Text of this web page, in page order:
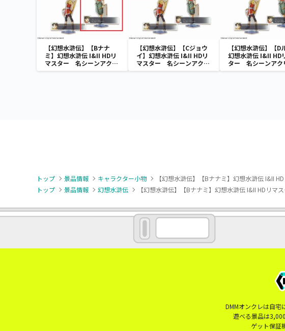
【幻想水滸伝】【Bナナ
ミ】幻想水滸伝 I&II HDリ
マスター 名シーンアクリ
ルスタンドVol.2
【幻想水滸伝】【Cジョウ
イ】幻想水滸伝 I&II HDリ
マスター 名シーンアクリ
ルスタンドVol.2
【幻想水滸伝】【D
幻想水滸伝 I&II HD
ター 名シーンアク
タンドVol.2
トップ 景品情報 キャラクター小物
【幻想水滸伝】【Bナナミ】幻想水滸伝 I&II
トップ
景品情報 幻想水滸伝 【幻想水滸伝】【Bナナミ】幻想水滸伝 I&II HDリ
DMMオンクレは自宅
遊べる景品は
ゲット保証